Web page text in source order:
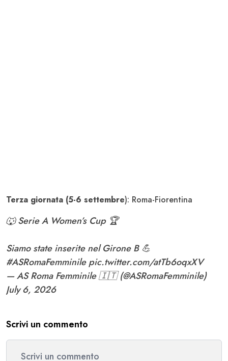
Terza giornata (5-6 settembre): Roma-Fiorentina
🐺 Serie A Women’s Cup 🏆
Siamo state inserite nel Girone B 💪
#ASRomaFemminile pic.twitter.com/atTb6oqxXV
— AS Roma Femminile 🇮🇹 (@ASRomaFemminile)
July 6, 2026
Scrivi un commento